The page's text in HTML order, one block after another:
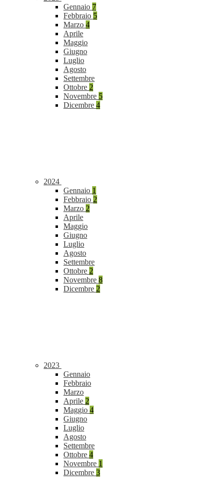
Gennaio 7
Febbraio 5
Marzo 4
Aprile
Maggio
Giugno
Luglio
Agosto
Settembre
Ottobre 2
Novembre 5
Dicembre 4
2024
Gennaio 1
Febbraio 2
Marzo 2
Aprile
Maggio
Giugno
Luglio
Agosto
Settembre
Ottobre 2
Novembre 8
Dicembre 2
2023
Gennaio
Febbraio
Marzo
Aprile 2
Maggio 4
Giugno
Luglio
Agosto
Settembre
Ottobre 4
Novembre 1
Dicembre 3